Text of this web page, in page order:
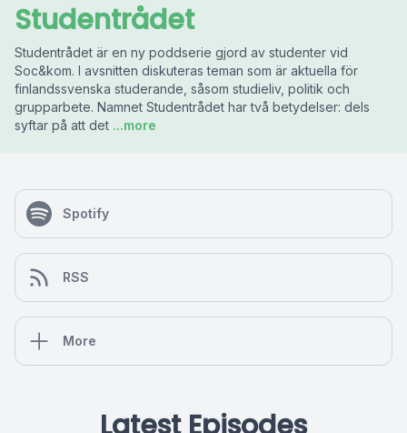
Studentrådet
Studentrådet är en ny poddserie gjord av studenter vid
Soc&kom. I avsnitten diskuteras teman som är aktuella för
finlandssvenska studerande, såsom studieliv, politik och
grupparbete. Namnet Studentrådet har två betydelser: dels
syftar på att det ...more
Spotify
RSS
More